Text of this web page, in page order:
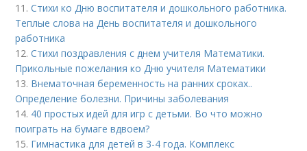
11.Стихи ко Дню воспитателя и дошкольного работника.
Теплые слова на День воспитателя и дошкольного
работника
12.Стихи поздравления с днем учителя Математики.
Прикольные пожелания ко Дню учителя Математики
13. Внематочная беременность на ранних сроках..
Определение болезни. Причины заболевания
14. 40 простых идей для игр с детьми. Во что можно
поиграть на бумаге вдвоем?
15. Гимнастика для детей в 3-4 года. Комплекс